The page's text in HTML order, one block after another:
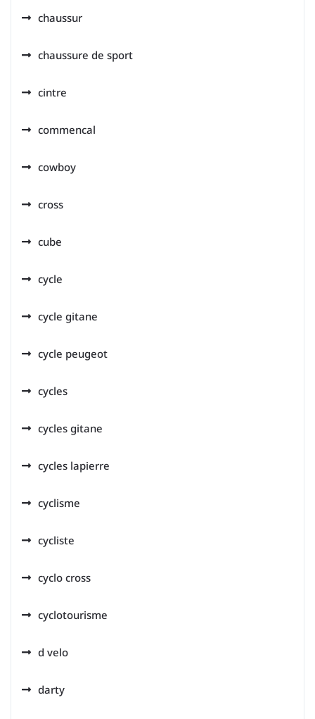
chaussur
chaussure de sport
cintre
commencal
cowboy
cross
cube
cycle
cycle gitane
cycle peugeot
cycles
cycles gitane
cycles lapierre
cyclisme
cycliste
cyclo cross
cyclotourisme
d velo
darty